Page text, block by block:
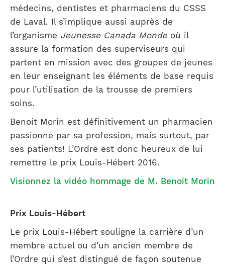
médecins, dentistes et pharmaciens du CSSS
de Laval. Il s’implique aussi auprès de
l’organisme Jeunesse Canada Monde où il
assure la formation des superviseurs qui
partent en mission avec des groupes de jeunes
en leur enseignant les éléments de base requis
pour l’utilisation de la trousse de premiers
soins.
Benoit Morin est définitivement un pharmacien
passionné par sa profession, mais surtout, par
ses patients! L’Ordre est donc heureux de lui
remettre le prix Louis-Hébert 2016.
Visionnez la vidéo hommage de M. Benoit Morin
Prix Louis-Hébert
Le prix Louis-Hébert souligne la carrière d’un
membre actuel ou d’un ancien membre de
l’Ordre qui s’est distingué de façon soutenue